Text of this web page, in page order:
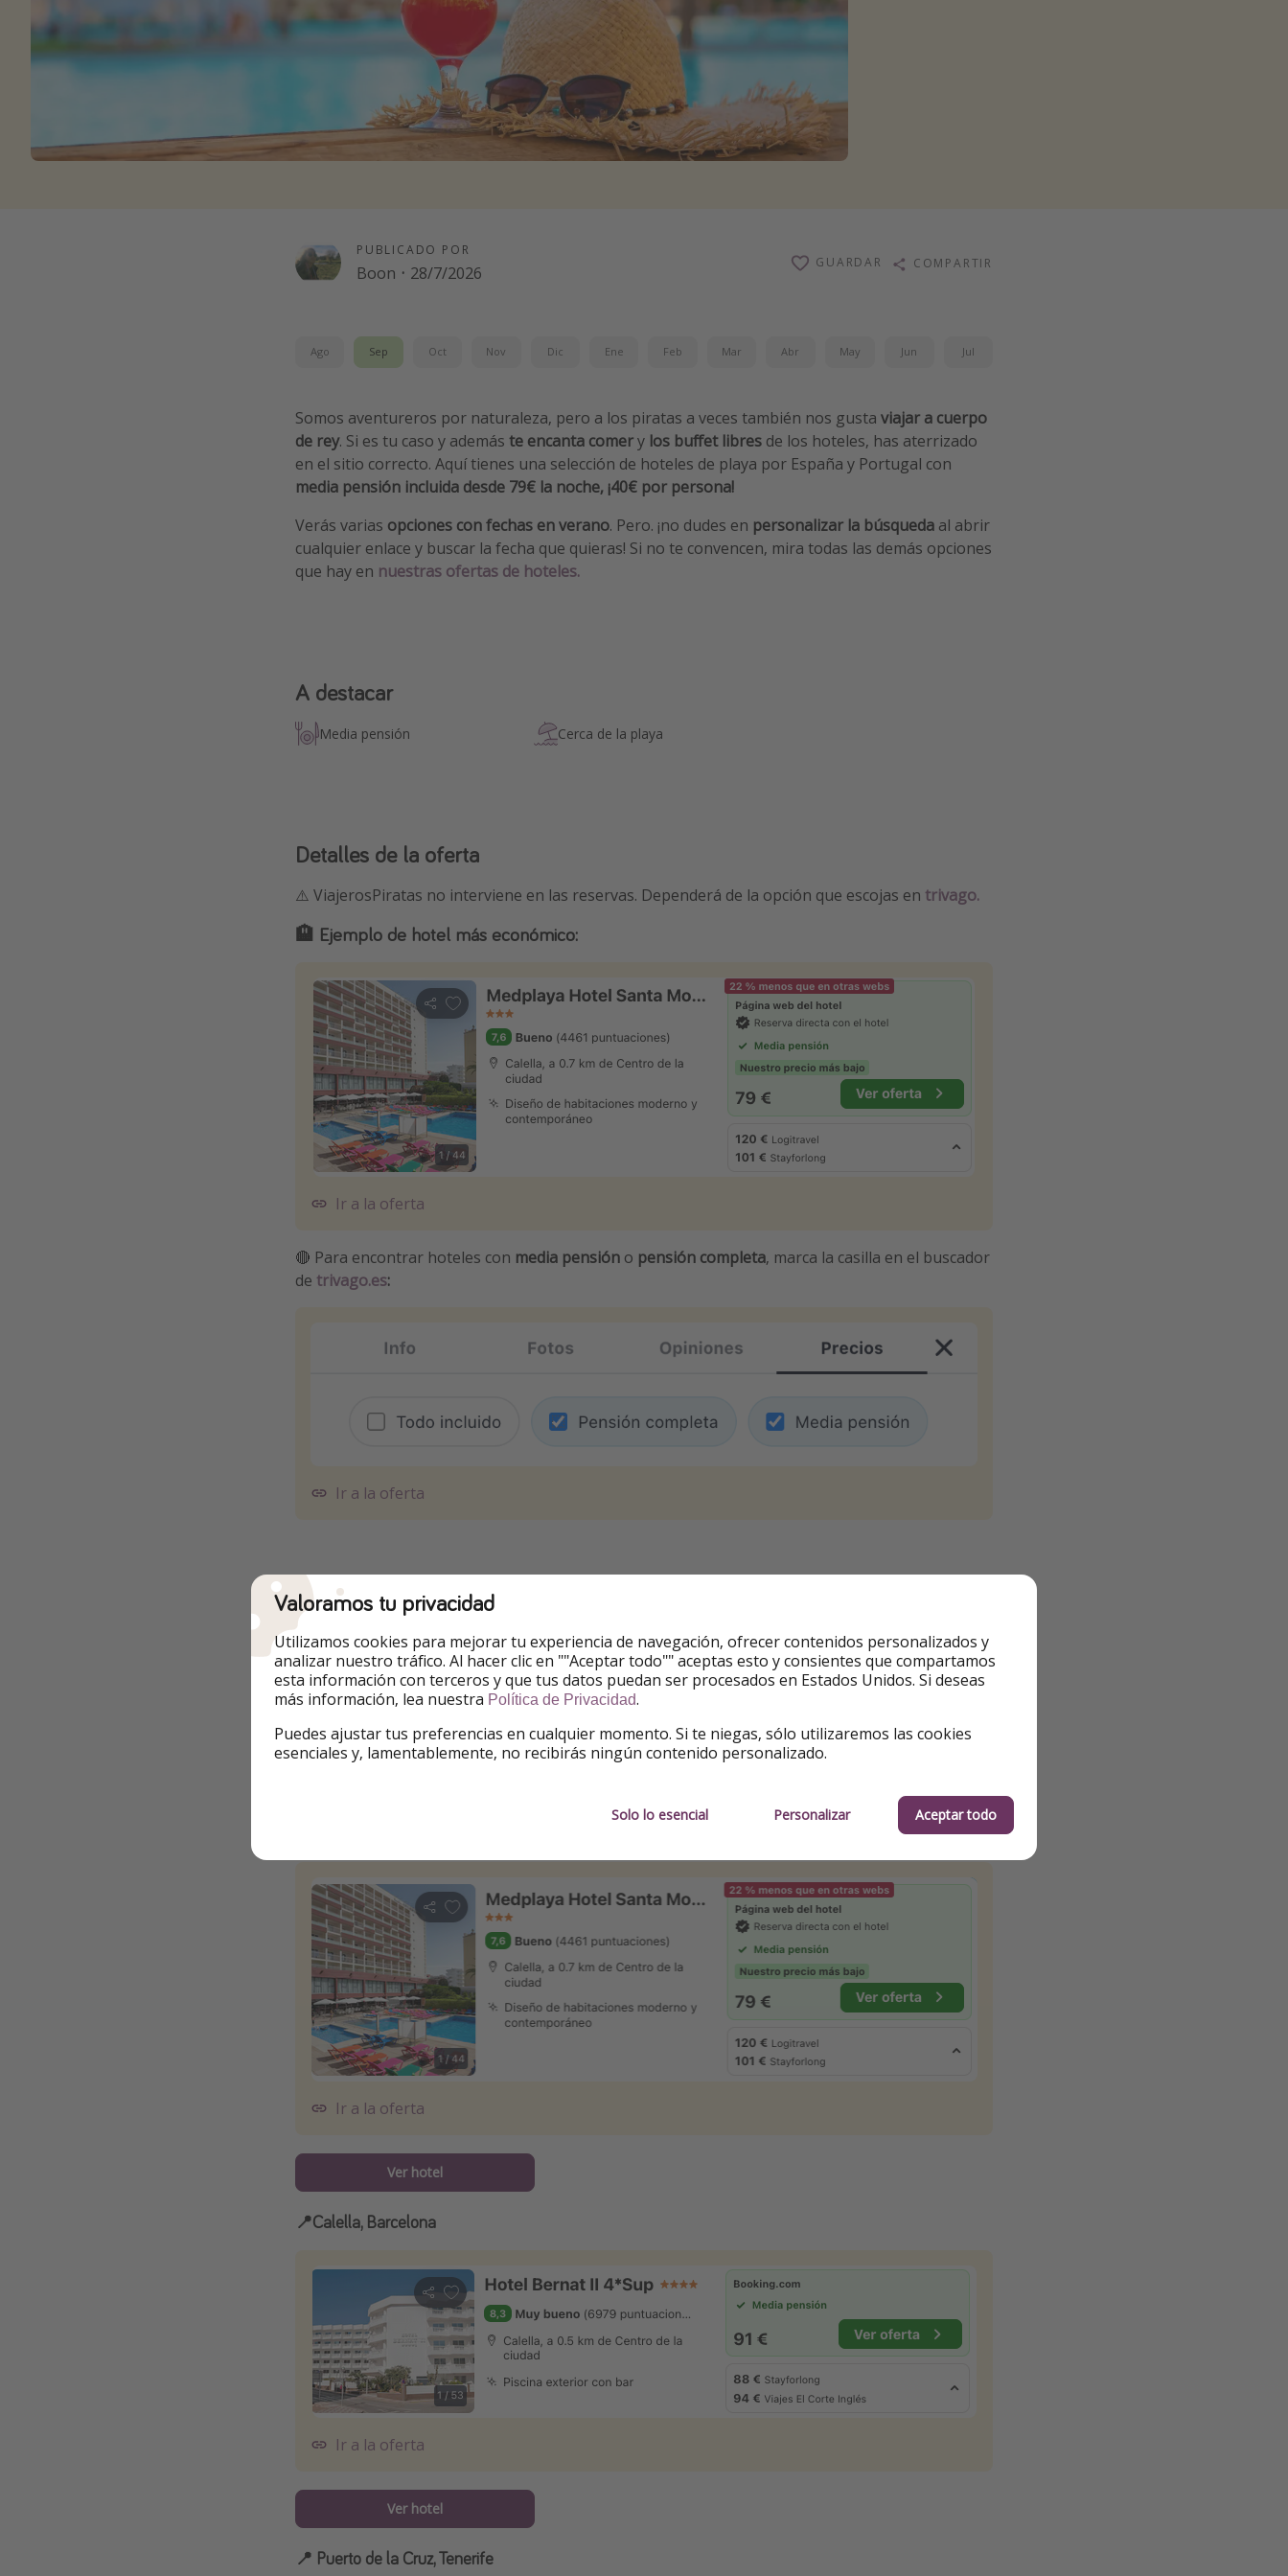
PUBLICADO POR
Boon · 28/7/2026
GUARDAR COMPARTIR
Ago Sep Oct Nov Dic Ene Feb Mar Abr May Jun Jul
Somos aventureros por naturaleza, pero a los piratas a veces también nos gusta viajar a cuerpo
de rey. Si es tu caso y además te encanta comery los buffet libres de los hoteles, has aterrizado
en el sitio correcto. Aquí tienes una selección de hoteles de playa por España y Portugal con
media pensión incluida desde 79€ la noche, ¡40€ por persona!
Verás varias opciones con fechas en verano. Pero. ¡no dudes en personalizar la búsqueda al abrir
cualquier enlace y buscar la fecha que quieras! Si no te convencen, mira todas las demás opciones
que hay en nuestras ofertas de hoteles.
A destacar
Media pensión Cerca de la playa
Detalles de la oferta
⚠️ ViajerosPiratas no interviene en las reservas. Dependerá de la opción que escojas en trivago.
🏨 Ejemplo de hotel más económico:
Ir a la oferta
🔴 Para encontrar hoteles con media pensión o pensión completa, marca la casilla en el buscador
de trivago.es:
Ir a la oferta
Otras opciones
🔴 La mayoría de los ejemplos incluyenmedia pensión, pero puedes añadirpensión completapor
un poco más.
✅ Elprecioes pornocheen habitación doble.
Ir a la oferta
Ver hotel
📍Calella, Barcelona
Ir a la oferta
Ver hotel
📍 Puerto de la Cruz, Tenerife
Valoramos tu privacidad
Utilizamos cookies para mejorar tu experiencia de navegación, ofrecer contenidos personalizados y
analizar nuestro tráfico. Al hacer clic en ""Aceptar todo"" aceptas esto y consientes que compartamos
esta información con terceros y que tus datos puedan ser procesados en Estados Unidos. Si deseas
más información, lea nuestra Política de Privacidad.
Puedes ajustar tus preferencias en cualquier momento. Si te niegas, sólo utilizaremos las cookies
esenciales y, lamentablemente, no recibirás ningún contenido personalizado.
Solo lo esencial Personalizar Aceptar todo